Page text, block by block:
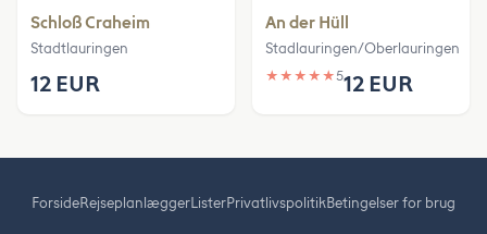
Schloß Craheim
Stadtlauringen
12 EUR
An der Hüll
Stadlauringen/Oberlauringen
★ ★ ★ ★ ★512 EUR
ForsideRejseplanlæggerListerPrivatlivspolitikBetingelser for brug